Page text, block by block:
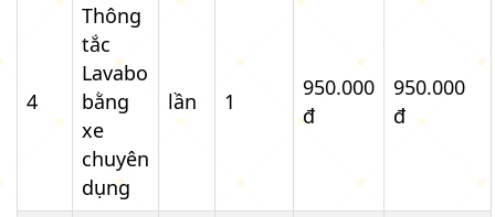
4
Thông
tắc
Lavabo
bằng
xe
chuyên
dụng
lần 1
950.000
đ
950.000
đ